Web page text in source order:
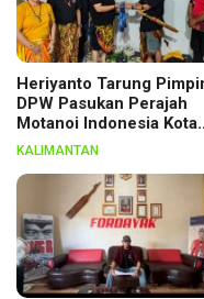
Heriyanto Tarung
DPW Pasukan Perajah
Motanoi Indonesia Kota
Palangka Raya,
KALIMANTAN